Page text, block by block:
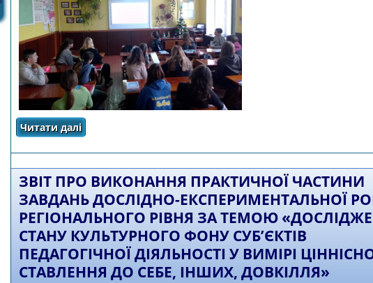
Читати далі
про Аналітична довідка щодо участі у
регіонального рівня за темою «Дослідження стану
діяльності у вимірі ціннісного
ЗВІТ ПРО ВИКОНАННЯ ПРАКТИЧНОЇ ЧАСТИНИ
ЗАВДАНЬ ДОСЛІДНО-ЕКСПЕРИМЕНТАЛЬНОЇ
РЕГІОНАЛЬНОГО РІВНЯ ЗА ТЕМОЮ
СТАНУ КУЛЬТУРНОГО ФОНУ СУБ’ЄКТІВ
ПЕДАГОГІЧНОЇ ДІЯЛЬНОСТІ У ВИМІРІ
СТАВЛЕННЯ ДО СЕБЕ, ІНШИХ, ДОВКІЛЛЯ»